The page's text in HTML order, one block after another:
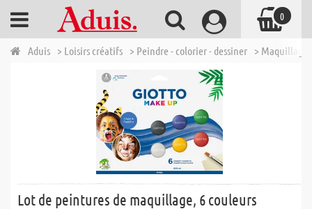
Aduis > Loisirs créatifs > Peindre - colorier - dessiner > Maquillage
Lot de peintures de maquillage, 6 couleurs
0